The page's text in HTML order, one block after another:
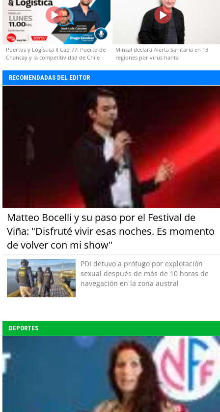
Puertos y Logística II Cap 77: Puerto de
Chancay y la competitividad de Chile
Minsal declara Alerta Sanitaria en 13
regiones por virus hanta
RECOMENDADAS DEL EDITOR
Matteo Bocelli y su paso por el Festival de
Viña: "Disfruté vivir esas noches. Es momento
de volver con mi show"
PDI detuvo a prófugo por explotación
sexual después de más de 10 horas de
navegación en la zona austral
DEPORTES